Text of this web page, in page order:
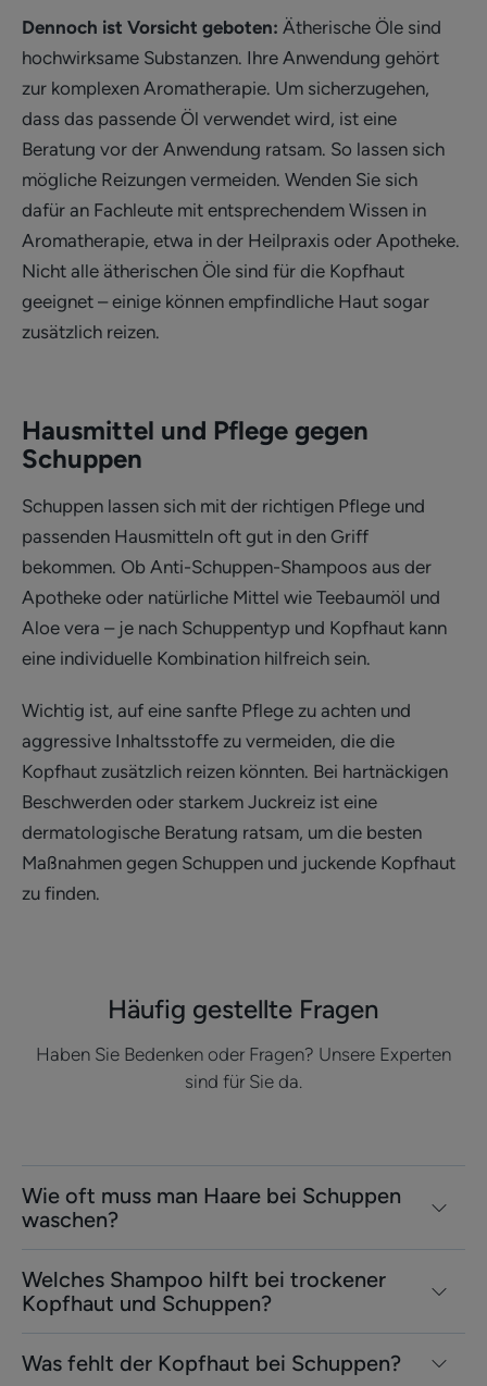
Dennoch ist Vorsicht geboten: Ätherische Öle sind
hochwirksame Substanzen. Ihre Anwendung gehört
zur komplexen Aromatherapie. Um sicherzugehen,
dass das passende Öl verwendet wird, ist eine
Beratung vor der Anwendung ratsam. So lassen sich
mögliche Reizungen vermeiden. Wenden Sie sich
dafür an Fachleute mit entsprechendem Wissen in
Aromatherapie, etwa in der Heilpraxis oder Apotheke.
Nicht alle ätherischen Öle sind für die Kopfhaut
geeignet – einige können empfindliche Haut sogar
zusätzlich reizen.
Hausmittel und Pflege gegen
Schuppen
Schuppen lassen sich mit der richtigen Pflege und
passenden Hausmitteln oft gut in den Griff
bekommen. Ob Anti-Schuppen-Shampoos aus der
Apotheke oder natürliche Mittel wie Teebaumöl und
Aloe vera – je nach Schuppentyp und Kopfhaut kann
eine individuelle Kombination hilfreich sein.
Wichtig ist, auf eine sanfte Pflege zu achten und
aggressive Inhaltsstoffe zu vermeiden, die die
Kopfhaut zusätzlich reizen könnten. Bei hartnäckigen
Beschwerden oder starkem Juckreiz ist eine
dermatologische Beratung ratsam, um die besten
Maßnahmen gegen Schuppen und juckende Kopfhaut
zu finden.
Häufig gestellte Fragen
Haben Sie Bedenken oder Fragen? Unsere Experten
sind für Sie da.
Wie oft muss man Haare bei Schuppen
waschen?
Welches Shampoo hilft bei trockener
Kopfhaut und Schuppen?
Was fehlt der Kopfhaut bei Schuppen?